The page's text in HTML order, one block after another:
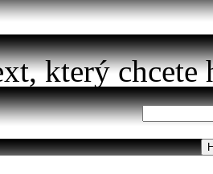
který chcete